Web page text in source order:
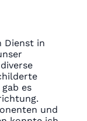
Dienst in
es
und